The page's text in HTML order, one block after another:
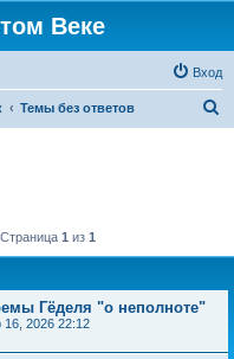
Веке
Вход
Темы без ответов
1 из 1
Гёделя "о неполноте"
16, 2026 22:12